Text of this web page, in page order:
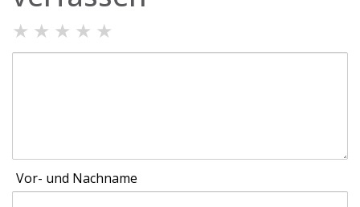
★ ★ ★ ★ ★
Vor- und Nachname